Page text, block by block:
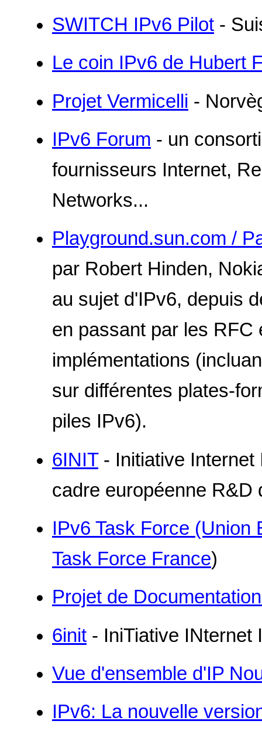
SWITCH IPv6 Pilot -
Le coin IPv6 de Hubert
Projet Vermicelli -
IPv6 Forum - un
fournisseurs Internet,
Networks...
Playground.sun.com /
par Robert Hinden,
au sujet d'IPv6, depuis
en passant par les RFC
implémentations
sur différentes plates-
piles IPv6).
6INIT- Initiative Internet
cadre européenne R&D
IPv6 Task Force (Union
Task Force France)
Projet de
6init - IniTiative INternet
Vue d'ensemble d'IP
IPv6: La nouvelle